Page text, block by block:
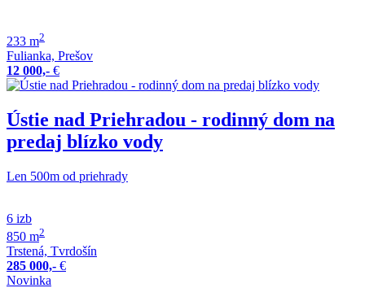
233 m2
Fulianka, Prešov
12 000,- €
Ústie nad Priehradou - rodinný dom na
predaj blízko vody
Len 500m od priehrady
6 izb
850 m2
Trstená, Tvrdošín
285 000,- €
Novinka